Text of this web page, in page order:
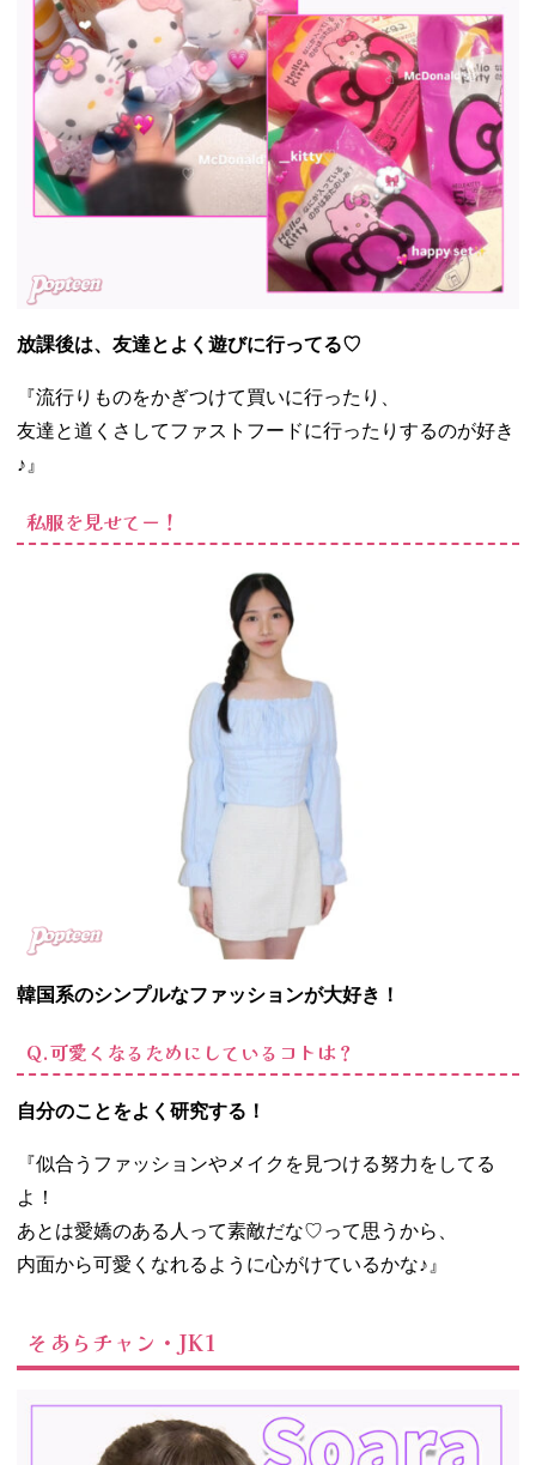
放課後は、友達とよく遊びに行ってる♡
『流行りものをかぎつけて買いに行ったり、
友達と道くさしてファストフードに行ったりするのが好き
♪』
私服を見せてー！
韓国系のシンプルなファッションが大好き！
Q.可愛くなるためにしているコトは？
自分のことをよく研究する！
『似合うファッションやメイクを見つける努力をしてる
よ！
あとは愛嬌のある人って素敵だな♡って思うから、
内面から可愛くなれるように心がけているかな♪』
そあらチャン・JK1